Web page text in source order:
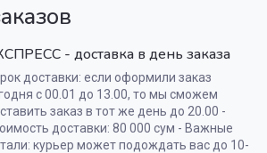
- доставка в день заказа
доставки: если оформили заказ
с 00.01 до 13.00, то мы сможем
заказ в тот же день до 20.00 -
доставки: 80 000 сум - Важные
курьер может подождать вас до 10-